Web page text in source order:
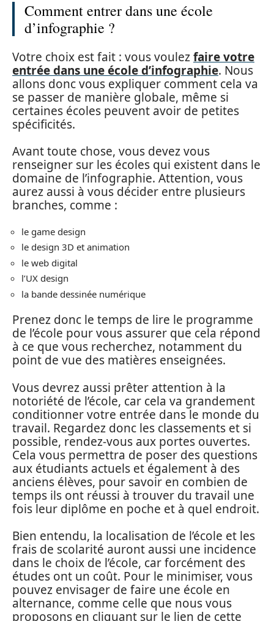
Comment entrer dans une école
d’infographie ?
Votre choix est fait : vous voulezfaire votre
entrée dans une école d’infographie. Nous
allons donc vous expliquer comment cela va
se passer de manière globale, même si
certaines écoles peuvent avoir de petites
spécificités.
Avant toute chose, vous devez vous
renseigner sur les écoles qui existent dans le
domaine de l’infographie. Attention, vous
aurez aussi à vous décider entre plusieurs
branches, comme :
le game design
le design 3D et animation
le web digital
l’UX design
la bande dessinée numérique
Prenez donc le temps de lire le programme
de l’école pour vous assurer que cela répond
à ce que vous recherchez, notamment du
point de vue des matières enseignées.
Vous devrez aussi prêter attention à la
notoriété de l’école, car cela va grandement
conditionner votre entrée dans le monde du
travail. Regardez donc les classements et si
possible, rendez-vous aux portes ouvertes.
Cela vous permettra de poser des questions
aux étudiants actuels et également à des
anciens élèves, pour savoir en combien de
temps ils ont réussi à trouver du travail une
fois leur diplôme en poche et à quel endroit.
Bien entendu, la localisation de l’école et les
frais de scolarité auront aussi une incidence
dans le choix de l’école, car forcément des
études ont un coût. Pour le minimiser, vous
pouvez envisager de faire une école en
alternance, comme celle que nous vous
proposons en cliquant sur le lien de cette